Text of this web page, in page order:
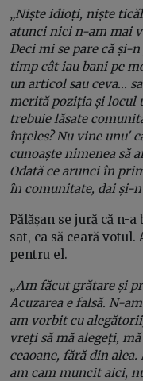
„Niște idioți, niște
atunci nici n-am mai
Deci mi se pare că și-
timp cât iau bani pe
un articol sau ceva...
merită poziția și locul
trebuie lăsate
înțeles? Nu vine unu'
cunoaște nimenea să
Odată ce arunci în
în comunitate, dai și-
Pălășan se jură că n-
sat, ca să ceară
pentru el.
„Am făcut grătare și
Acuzarea e falsă. N-
am vorbit cu
vreți să mă alegeți,
ceaoane, fără din
am cam muncit aici,